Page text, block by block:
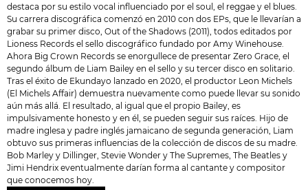
destaca por su estilo vocal influenciado por el soul, el reggae y el blues.
Su carrera discográfica comenzó en 2010 con dos EPs, que le llevarían a
grabar su primer disco, Out of the Shadows (2011), todos editados por
Lioness Records el sello discográfico fundado por Amy Winehouse
Ahora Big Crown Records se enorgullece de presentar Zero Grace, el
segundo álbum de Liam Bailey en el sello y su tercer disco en solitario.
Tras el éxito de Ekundayo lanzado en 2020, el productor Leon Michels
(El Michels Affair) demuestra nuevamente como puede llevar su sonido
aún más allá. El resultado, al igual que el propio Bailey, es
impulsivamente honesto y en él, se pueden seguir sus raíces. Hijo de
madre inglesa y padre inglés jamaicano de segunda generación, Liam
obtuvo sus primeras influencias de la colección de discos de su madre.
Bob Marley y Dillinger, Stevie Wonder y The Supremes, The Beatles y
Jimi Hendrix eventualmente darían forma al cantante y compositor
que conocemos hoy.